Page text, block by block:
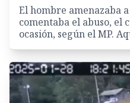
El hombre amenazaba
comentaba el abuso, el
ocasión, según el MP.